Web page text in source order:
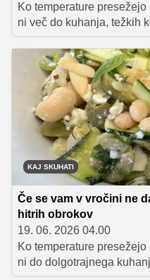
Ko temperature
ni več do kuhanja, težkih
nas v takih dneh pogosto
sladoleda, lubenice in
nekoliko več kot samo to.
KAJ SKUHATI
Če se vam v vročini ne
hitrih obrokov
19. 06. 2026 04.00
Ko temperature
ni do dolgotrajnega
obstaja veliko lahkih,